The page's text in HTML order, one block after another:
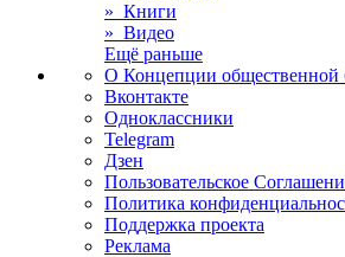
» Книги
» Видео
Ещё раньше
О Концепции общественной
Вконтакте
Одноклассники
Telegram
Дзен
Пользовательское
Политика
Поддержка проекта
Реклама